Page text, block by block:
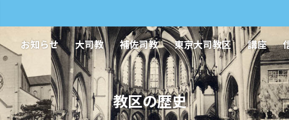
お知らせ 大司教 補佐司教 東京大司教区 講座
教区の歴史